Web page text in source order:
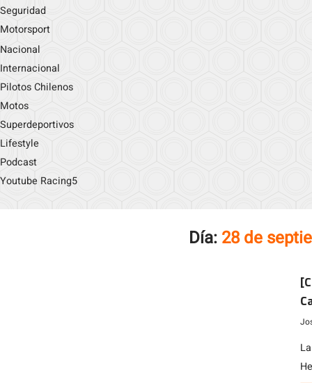
Seguridad
Motorsport
Nacional
Internacional
Pilotos Chilenos
Motos
Superdeportivos
Lifestyle
Podcast
Youtube Racing5
Día: 28 de